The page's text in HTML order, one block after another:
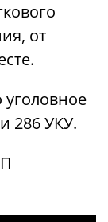
от
286 УКУ.